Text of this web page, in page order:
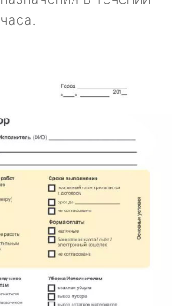
часа.